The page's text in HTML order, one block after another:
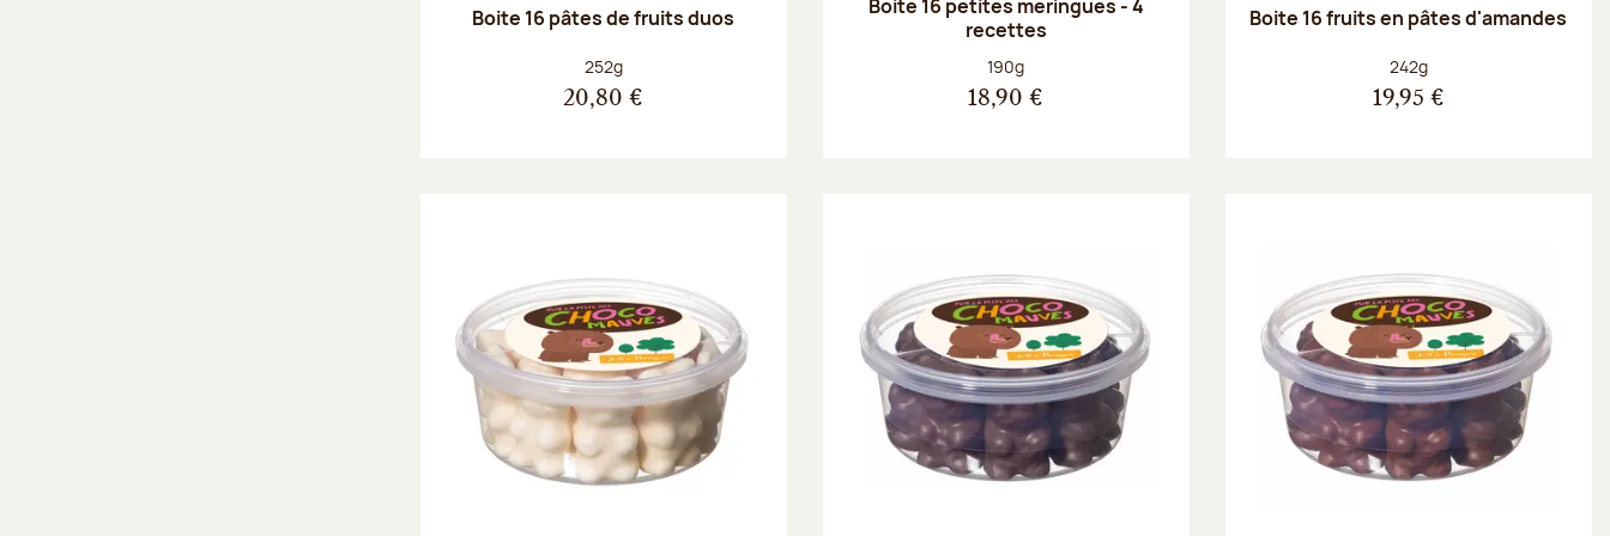
Boite 16 pâtes de fruits duos
Poids net :
252g
20,80 €
Boite 16 petites meringues - 4
recettes
Poids net :
190g
18,90 €
Boite 16 fruits en pâtes d'amandes
Poids net :
242g
19,95 €